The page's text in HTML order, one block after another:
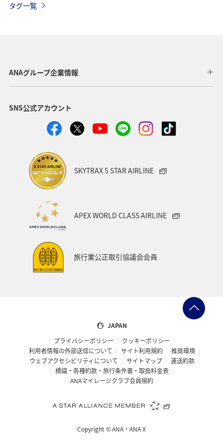
北海道 福井県 秋田県 茨城県 鳥取県
東京都 帰省
編集長のおすすめ
タグ一覧
ANAグループ企業情報
SNS公式アカウント
SKYTRAX 5 STAR AIRLINE
APEX WORLD CLASS AIRLINE
旅行業公正取引協議会会員
JAPAN
プライバシーポリシー
クッキーポリシー
利用者情報の外部送信について
サイト利用規約
推奨環境
ウェブアクセシビリティについて
サイトマップ
運送約款
標識・各種約款・旅行条件書・取扱料金表
ANAマイレージクラブ会員規約
Copyright ©ANA・ANA X